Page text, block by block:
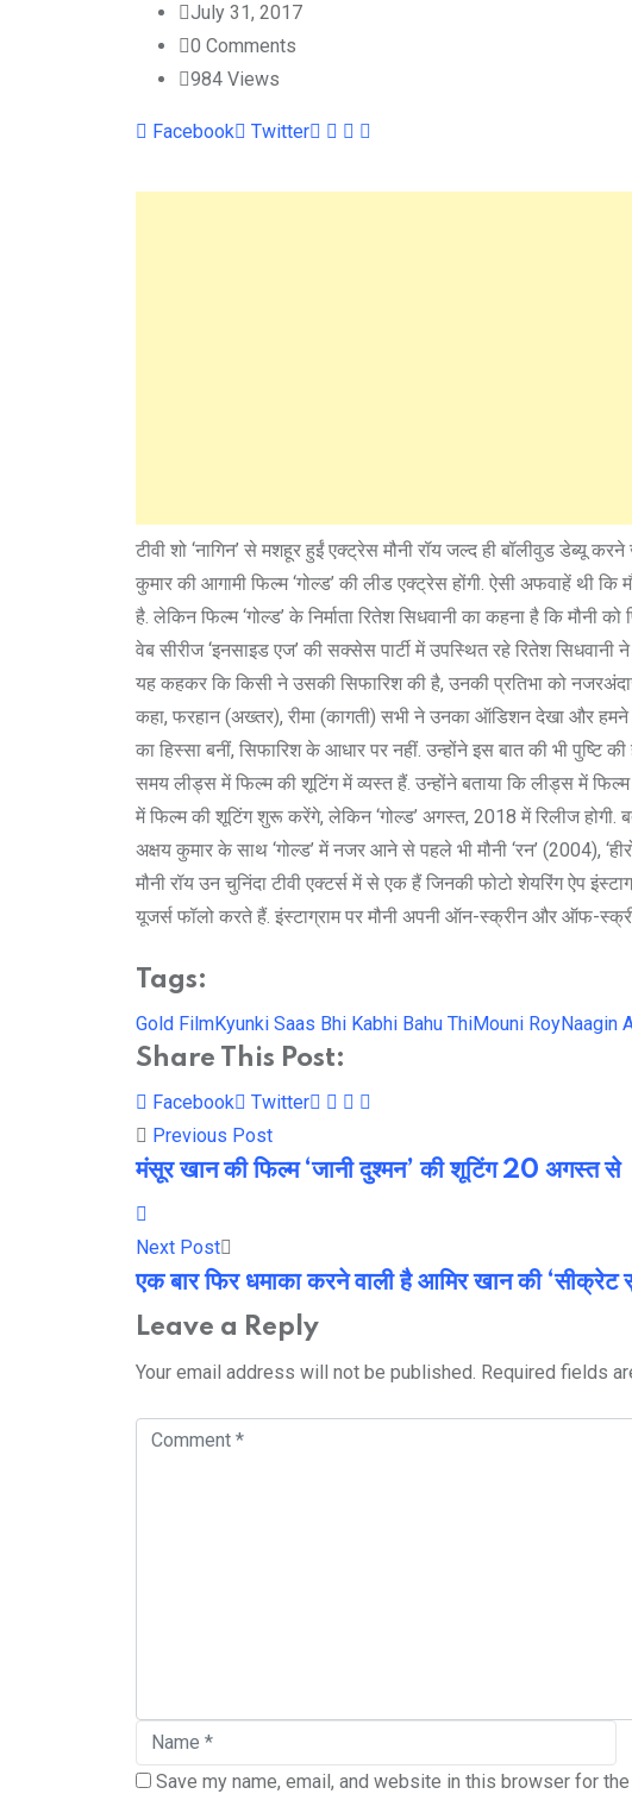
July 31, 2017
0 Comments
984 Views
Facebook Twitter Youtube
LinkedIn
Whatsapp
टीवी शो ‘नागिन’ से मशहूर हुईं एक्ट्रेस मौनी रॉय जल्द ही बॉलीवुड डेब्यू
कुमार की आगामी फिल्म ‘गोल्ड’ की लीड एक्ट्रेस होंगी. ऐसी अफवाहें थी
है. लेकिन फिल्म ‘गोल्ड’ के निर्माता रितेश सिधवानी का कहना है कि मौनी
वेब सीरीज ‘इनसाइड एज’ की सक्सेस पार्टी में उपस्थित रहे रितेश
यह कहकर कि किसी ने उसकी सिफारिश की है, उनकी प्रतिभा को
कहा, फरहान (अख्तर), रीमा (कागती) सभी ने उनका ऑडिशन देखा और
का हिस्सा बनीं, सिफारिश के आधार पर नहीं. उन्होंने इस बात की भी पुष्टि
समय लीड्स में फिल्म की शूटिंग में व्यस्त हैं. उन्होंने बताया कि लीड्स में
में फिल्म की शूटिंग शुरू करेंगे, लेकिन ‘गोल्ड’ अगस्त, 2018 में रिलीज
अक्षय कुमार के साथ ‘गोल्‍ड’ में नजर आने से पहले भी मौनी ‘रन’ (2004),
मौनी रॉय उन चुनिंदा टीवी एक्टर्स में से एक हैं जिनकी फोटो शेयरिंग ऐप
यूजर्स फॉलो करते हैं. इंस्टाग्राम पर मौनी अपनी ऑन-स्क्रीन और ऑफ-
Tags:
Gold FilmKyunki Saas Bhi Kabhi Bahu ThiMouni RoyNaagin
Share This Post:
Facebook Twitter Youtube
LinkedIn
Whatsapp
Previous Post
मंसूर खान की फिल्म ‘जानी दुश्‍मन’ की शूटिंग 20 अगस्‍त से
Next Post
एक बार फिर धमाका करने वाली है आमिर खान की ‘सीक्रेट
Leave a Reply
Your email address will not be published. Required fields
Save my name, email, and website in this browser for